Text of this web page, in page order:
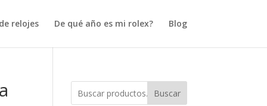
relojes De qué año es mi rolex? Blog
Buscar